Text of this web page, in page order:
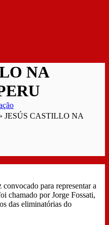
NA
JESÚS CASTILLO NA
para representar a
chamado por Jorge Fossati,
das eliminatórias do